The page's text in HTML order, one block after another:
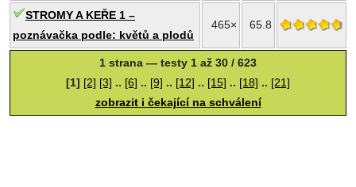
STROMY A KEŘE 1 –
poznávačka podle: květů a plodů
465× 65.8
1 strana — testy 1 až 30 / 623
[1] [2] [3] .. [6] .. [9] .. [12] .. [15] .. [18] .. [21]
zobrazit i čekající na schválení